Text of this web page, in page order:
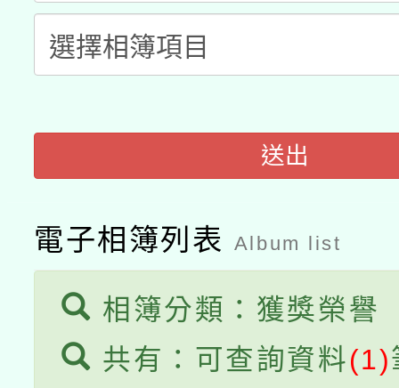
心」，鼓勵退休同仁踴
案。
招甄選結果公告(無人
招)
適應運動共學行動站研
本館辦理115年度閱讀
A3數位素養講師名單
送出
電子相簿列表 Album list
相簿分類：獲獎榮譽
共有：可查詢資料(1)